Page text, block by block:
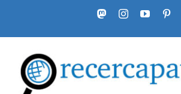
content
MastodonInstagram
YouTube